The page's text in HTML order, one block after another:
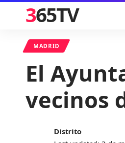
365TV
MADRID
El
vecinos
Distrito